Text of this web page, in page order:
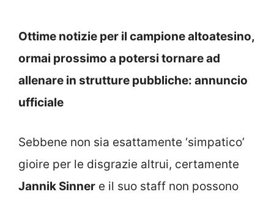
Ottime notizie per il campione altoatesino,
ormai prossimo a potersi tornare ad
allenare in strutture pubbliche: annuncio
ufficiale
Sebbene non sia esattamente ‘simpatico’
gioire per le disgrazie altrui, certamente
Jannik Sinner e il suo staff non possono